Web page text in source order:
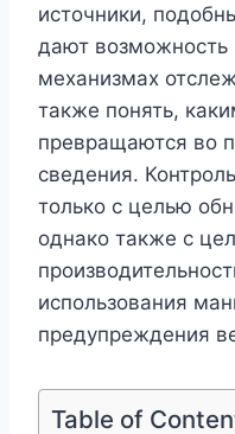
источники,
дают возможность
механизмах
также понять,
превращаются во
сведения.
только с целью
однако также с
использования
предупреждения
Table of